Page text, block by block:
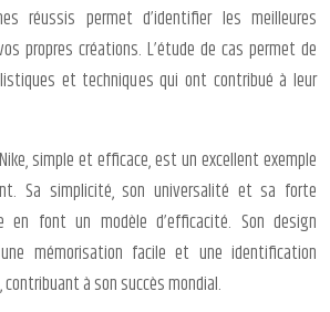
réussis permet d’identifier les meilleures
propres créations. L’étude de cas permet de
et techniques qui ont contribué à leur
simple et efficace, est un excellent exemple
Sa simplicité, son universalité et sa forte
en font un modèle d’efficacité. Son design
mémorisation facile et une identification
à son succès mondial.